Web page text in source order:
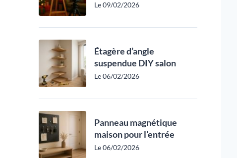
Le 09/02/2026
Étagère d’angle
suspendue DIY salon
Le 06/02/2026
Panneau magnétique
maison pour l’entrée
Le 06/02/2026